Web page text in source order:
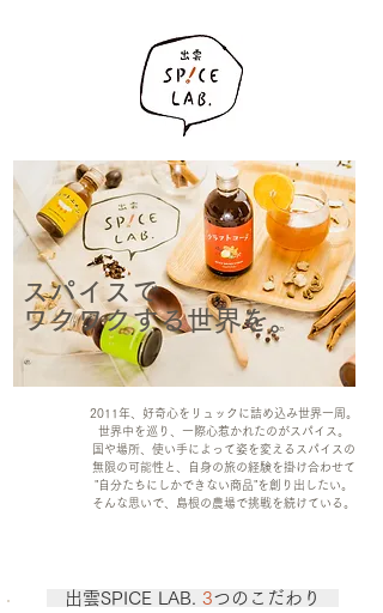
スパイスで
​ワクワクする世界を。
2011年、好奇心をリュックに詰め込み世界一周。
世界中を巡り、一際心惹かれたのがスパイス。
国や場所、使い手によって姿を変えるスパイスの
無限の可能性と、自身の旅の経験を掛け合わせて
"自分たちにしかできない商品"を創り出したい。
そんな思いで、島根の農場で挑戦を続けている。
​ 出雲SPICE LAB. 3つのこだわり